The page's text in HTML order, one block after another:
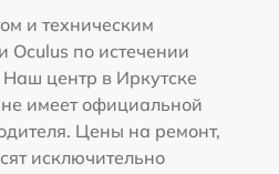
и техническим
Oculus по истечении
центр в Иркутске
имеет официальной
Цены на ремонт,
исключительно